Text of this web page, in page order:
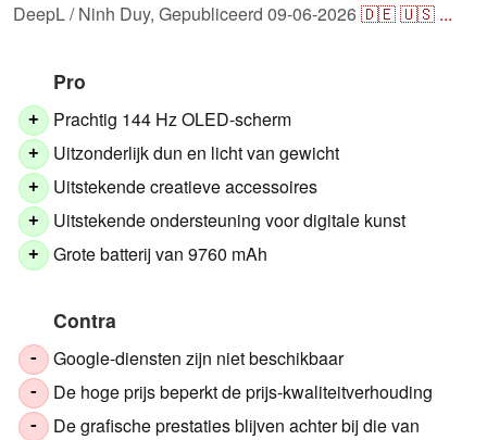
DeepL / Ninh Duy, Gepubliceerd 09-06-2026🇩🇪🇺🇸 ...
Pro
+ Prachtig 144 Hz OLED-scherm
+ Uitzonderlijk dun en licht van gewicht
+ Uitstekende creatieve accessoires
+ Uitstekende ondersteuning voor digitale kunst
+ Grote batterij van 9760 mAh
Contra
- Google-diensten zijn niet beschikbaar
- De hoge prijs beperkt de prijs-kwaliteitverhouding
-
De grafische prestaties blijven achter bij die van